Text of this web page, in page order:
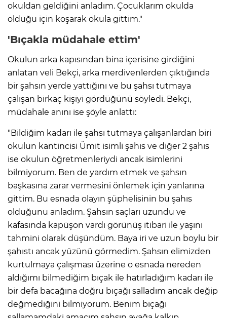
okuldan geldiğini anladım. Çocuklarım okulda
olduğu için koşarak okula gittim."
'Bıçakla müdahale ettim'
Okulun arka kapısından bina içerisine girdiğini
anlatan veli Bekçi, arka merdivenlerden çıktığında
bir şahsın yerde yattığını ve bu şahsı tutmaya
çalışan birkaç kişiyi gördüğünü söyledi. Bekçi,
müdahale anını ise şöyle anlattı:
"Bildiğim kadarı ile şahsı tutmaya çalışanlardan biri
okulun kantincisi Ümit isimli şahıs ve diğer 2 şahıs
ise okulun öğretmenleriydi ancak isimlerini
bilmiyorum. Ben de yardım etmek ve şahsın
başkasına zarar vermesini önlemek için yanlarına
gittim. Bu esnada olayın şüphelisinin bu şahıs
olduğunu anladım. Şahsın saçları uzundu ve
kafasında kapüşon vardı görünüş itibari ile yaşını
tahmini olarak düşündüm. Baya iri ve uzun boylu bir
şahıstı ancak yüzünü görmedim. Şahsın elimizden
kurtulmaya çalışması üzerine o esnada nereden
aldığımı bilmediğim bıçak ile hatırladığım kadarı ile
bir defa bacağına doğru bıçağı salladım ancak değip
değmediğini bilmiyorum. Benim bıçağı